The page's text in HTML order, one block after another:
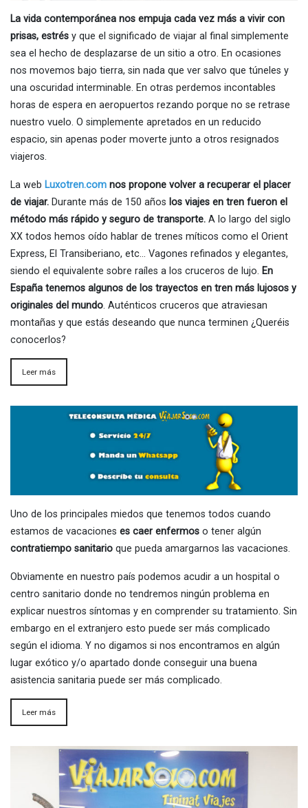
La vida contemporánea nos empuja cada vez más a vivir con
prisas, estrés y que el significado de viajar al final simplemente
sea el hecho de desplazarse de un sitio a otro. En ocasiones
nos movemos bajo tierra, sin nada que ver salvo que túneles y
una oscuridad interminable. En otras perdemos incontables
horas de espera en aeropuertos rezando porque no se retrase
nuestro vuelo. O simplemente apretados en un reducido
espacio, sin apenas poder moverte junto a otros resignados
viajeros.
La web Luxotren.com nos propone volver a recuperar el placer
de viajar. Durante más de 150 años los viajes en tren fueron el
método más rápido y seguro de transporte. A lo largo del siglo
XX todos hemos oído hablar de trenes míticos como el Orient
Express, El Transiberiano, etc… Vagones refinados y elegantes,
siendo el equivalente sobre raíles a los cruceros de lujo. En
España tenemos algunos de los trayectos en tren más lujosos y
originales del mundo. Auténticos cruceros que atraviesan
montañas y que estás deseando que nunca terminen ¿Queréis
conocerlos?
Leer más
Uno de los principales miedos que tenemos todos cuando
estamos de vacaciones es caer enfermos o tener algún
contratiempo sanitario que pueda amargarnos las vacaciones.
Obviamente en nuestro país podemos acudir a un hospital o
centro sanitario donde no tendremos ningún problema en
explicar nuestros síntomas y en comprender su tratamiento. Sin
embargo en el extranjero esto puede ser más complicado
según el idioma. Y no digamos si nos encontramos en algún
lugar exótico y/o apartado donde conseguir una buena
asistencia sanitaria puede ser más complicado.
Leer más